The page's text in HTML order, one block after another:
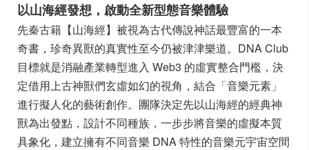
以山海經發想，啟動全新型態音樂體驗
先秦古籍【山海經】被視為古代傳說神話最豐富的一本
奇書，珍奇異獸的真實性至今仍被津津樂道。DNA Club
目標就是消融產業轉型進入 Web3 的虛實整合門檻，決
定借用上古神獸們玄虛如幻的視角，結合「音樂元素」
進行擬人化的藝術創作。 團隊決定先以山海經的經典神
獸為出發點，設計不同種族，一步步將音樂的虛擬本質
具象化，建立擁有不同音樂 DNA 特性的音樂元宇宙空間